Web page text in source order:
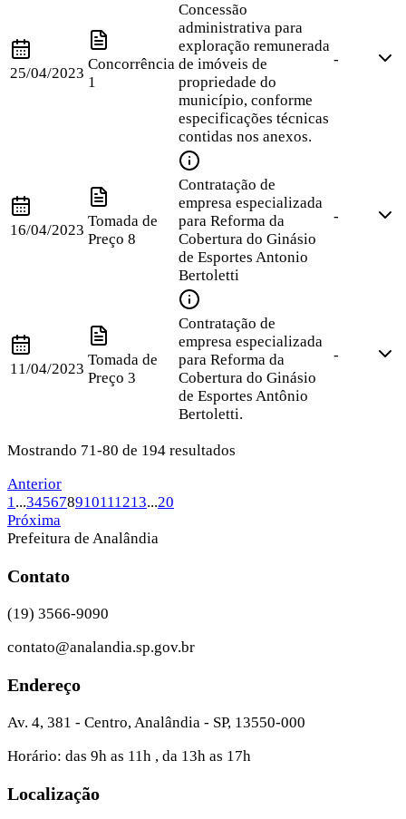
25/04/2023
Concorrência
1
Concessão
administrativa para
exploração remunerada
de imóveis de
propriedade do
município, conforme
especificações técnicas
contidas nos anexos.
-
16/04/2023
Tomada de
Preço 8
Contratação de
empresa especializada
para Reforma da
Cobertura do Ginásio
de Esportes Antonio
Bertoletti
-
11/04/2023
Tomada de
Preço 3
Contratação de
empresa especializada
para Reforma da
Cobertura do Ginásio
de Esportes Antônio
Bertoletti.
-
Mostrando 71-80 de 194 resultados
Anterior
1...345678910111213...20
Próxima
Prefeitura de Analândia
Contato
(19) 3566-9090
contato@analandia.sp.gov.br
Endereço
Av. 4, 381 - Centro, Analândia - SP, 13550-000
Horário: das 9h as 11h , da 13h as 17h
Localização